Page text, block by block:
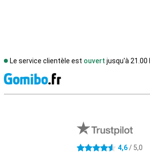
Le service clientèle est ouvert jusqu'à 21.00
4.6 étoiles 4,6/ 5,0